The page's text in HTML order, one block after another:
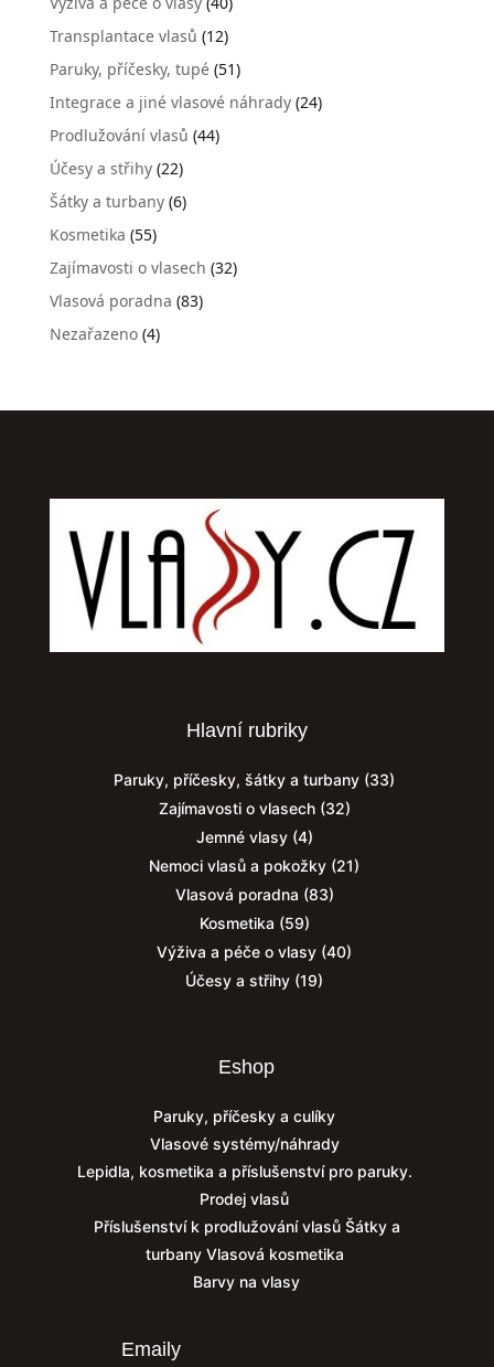
Transplantace vlasů (12)
Paruky, příčesky, tupé(51)
Integrace a jiné vlasové náhrady(24)
Prodlužování vlasů (44)
Účesy a střihy(22)
Šátky a turbany(6)
Kosmetika (55)
Zajímavosti o vlasech (32)
Vlasová poradna (83)
Nezařazeno(4)
Hlavní rubriky
Paruky, příčesky, šátky a turbany (33)
Zajímavosti o vlasech(32)
Jemné vlasy(4)
Nemoci vlasů a pokožky (21)
Vlasová poradna (83)
Kosmetika (59)
Výživa a péče o vlasy (40)
Účesy a střihy (19)
Eshop
Paruky, příčesky a culíky
Vlasové systémy/náhrady
Lepidla, kosmetika a příslušenství pro paruky.
Prodej vlasů
Příslušenství k prodlužování vlasů Šátky a
turbany Vlasová kosmetika
Barvy na vlasy
Emaily